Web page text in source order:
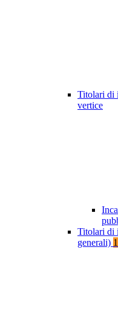
Titolari di
vertice
Titolari di
generali)